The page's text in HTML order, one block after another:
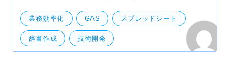
介いたします。 私、本名がちょっと変わった名
業務効率化 GAS スプレッドシート
辞書作成 技術開発